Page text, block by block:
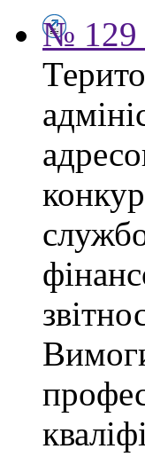
№ 129